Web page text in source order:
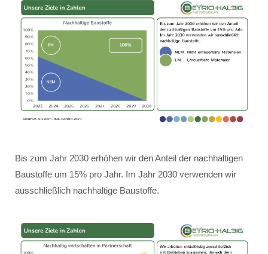
Bis zum Jahr 2030 erhöhen wir den Anteil der nachhaltigen
Baustoffe um 15% pro Jahr. Im Jahr 2030 verwenden wir
ausschließlich nachhaltige Baustoffe.